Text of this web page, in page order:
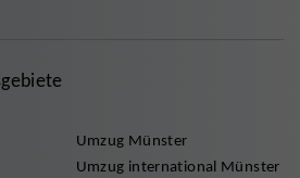
Umzug Münster
Umzug international Münster